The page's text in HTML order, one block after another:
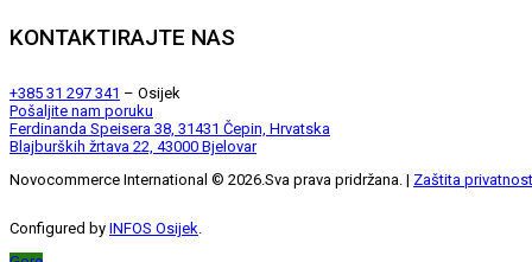
KONTAKTIRAJTE NAS
+385 31 297 341 – Osijek
Pošaljite nam poruku
Ferdinanda Speisera 38, 31431 Čepin, Hrvatska
Blajburških žrtava 22, 43000 Bjelovar
Novocommerce International © 2026.Sva prava pridržana. | Zaštita
Configured by INFOS Osijek.